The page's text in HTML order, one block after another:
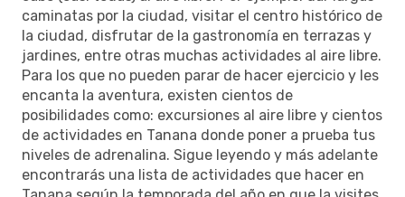
caminatas por la ciudad, visitar el centro histórico de
la ciudad, disfrutar de la gastronomía en terrazas y
jardines, entre otras muchas actividades al aire libre.
Para los que no pueden parar de hacer ejercicio y les
encanta la aventura, existen cientos de
posibilidades como: excursiones al aire libre y cientos
de actividades en Tanana donde poner a prueba tus
niveles de adrenalina. Sigue leyendo y más adelante
encontrarás una lista de actividades que hacer en